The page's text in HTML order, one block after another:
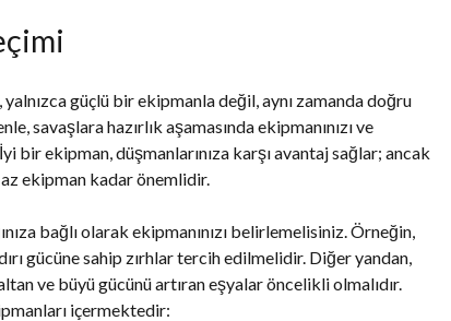
yalnızca güçlü bir ekipmanla değil, aynı zamanda doğru
savaşlara hazırlık aşamasında ekipmanınızı ve
ekipman, düşmanlarınıza karşı avantaj sağlar; ancak
az ekipman kadar önemlidir.
bağlı olarak ekipmanınızı belirlemelisiniz. Örneğin,
gücüne sahip zırhlar tercih edilmelidir. Diğer yandan,
ve büyü gücünü artıran eşyalar öncelikli olmalıdır.
içermektedir: